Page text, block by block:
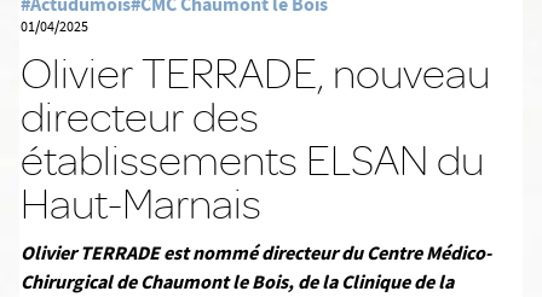
01/04/2025
Olivier TERRADE, nouveau
directeur des
établissements ELSAN du
Haut-Marnais
Olivier TERRADE est nommé directeur du Centre Médico-
Chirurgical de Chaumont le Bois, de la Clinique de la